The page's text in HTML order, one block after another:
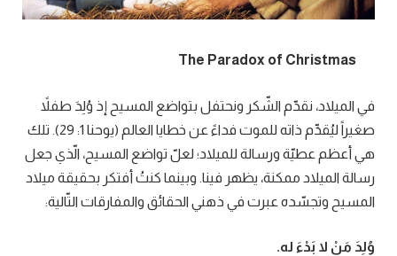
في الميلاد، نقدّم الشّكر ونحتفل بتواضع المسيح إذ وُلِدَ طفلاً
صغيراً ليُقدِّم ذاته للموت فداءً عن خطايا العالم (يوحنا 1: 29). تلك
هي أعظم عطيّة ورسالة للميلاد؛ لعلّ تواضع المسيح، الّذي جعل
رسالة الميلاد ممكنة، يظهر فينا. وبينما كنتُ أفتكر بحقيقة ميلاد
المسيح وتجسّده عبرت في ذهني الحقائق والمفارقات التّالية:
وُلِدَ مَنْ لا بَدْءَ له.